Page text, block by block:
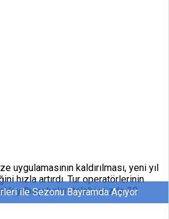
uygulamasının kaldırılması, yeni yıl
hızla artırdı. Tur operatörlerinin
yılbaşı turları talebi yüzde 30
ile Sezonu Bayramda Açıyor